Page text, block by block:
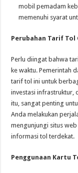
mobil pemadam
memenuhi syarat
Perubahan Tarif Tol
Perlu diingat bahwa
ke waktu. Pemerintah
tarif tol ini untuk
investasi infrastruktur,
itu, sangat penting
Anda melakukan
mengunjungi situs
informasi tol terdekat.
Penggunaan Kartu